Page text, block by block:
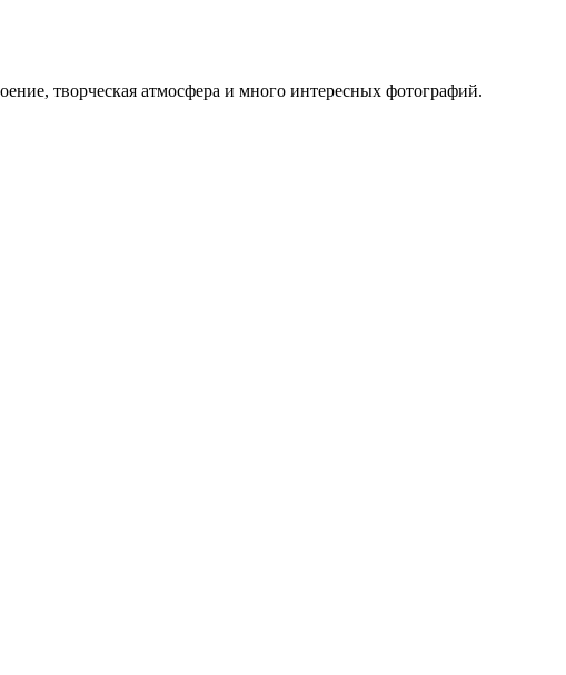
творческая атмосфера и много интересных фотографий.